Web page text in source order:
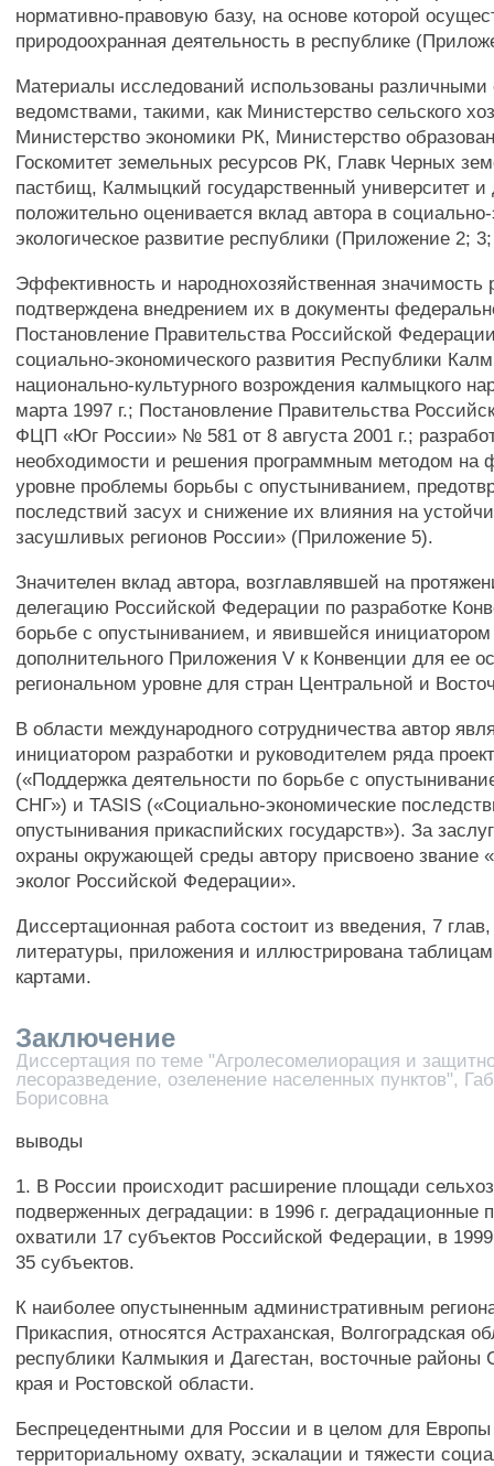
нормативно-правовую базу, на основе которой
природоохранная деятельность в республике
Материалы исследований использованы различными
ведомствами, такими, как Министерство сельского
Министерство экономики РК, Министерство
Госкомитет земельных ресурсов РК, Главк Черных
пастбищ, Калмыцкий государственный университет и
положительно оценивается вклад автора в
экологическое развитие республики (Приложение 2;
Эффективность и народнохозяйственная значимость
подтверждена внедрением их в документы
Постановление Правительства Российской
социально-экономического развития Республики
национально-культурного возрождения калмыцкого
марта 1997 г.; Постановление Правительства
ФЦП «Юг России» № 581 от 8 августа 2001 г.;
необходимости и решения программным методом на
уровне проблемы борьбы с опустыниванием,
последствий засух и снижение их влияния на
засушливых регионов России» (Приложение 5).
Значителен вклад автора, возглавлявшей на
делегацию Российской Федерации по разработке
борьбе с опустыниванием, и явившейся
дополнительного Приложения V к Конвенции для ее
региональном уровне для стран Центральной и
В области международного сотрудничества автор
инициатором разработки и руководителем ряда
(«Поддержка деятельности по борьбе с
СНГ») и TASIS («Социально-экономические
опустынивания прикаспийских государств»). За
охраны окружающей среды автору присвоено звание
эколог Российской Федерации».
Диссертационная работа состоит из введения, 7
литературы, приложения и иллюстрирована
картами.
Заключение
Диссертация по теме "Агролесомелиорация и
лесоразведение, озеленение населенных пунктов",
Борисовна
выводы
1. В России происходит расширение площади
подверженных деградации: в 1996 г. деградационные
охватили 17 субъектов Российской Федерации, в
35 субъектов.
К наиболее опустыненным административным
Прикаспия, относятся Астраханская, Волгоградская
республики Калмыкия и Дагестан, восточные районы
края и Ростовской области.
Беспрецедентными для России и в целом для Европы
территориальному охвату, эскалации и тяжести